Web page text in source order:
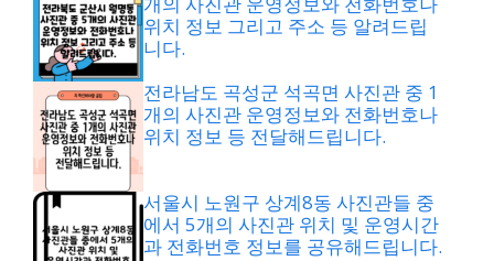
위치 정보 그리고 주소 등 알려드립
니다.
전라남도 곡성군 석곡면 사진관 중 1
개의 사진관 운영정보와 전화번호나
위치 정보 등 전달해드립니다.
서울시 노원구 상계8동 사진관들 중
에서 5개의 사진관 위치 및 운영시간
과 전화번호 정보를 공유해드립니다.